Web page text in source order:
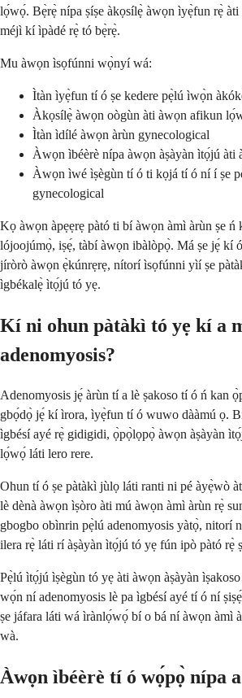
lọ́wọ́. Bẹ̀rẹ̀ nípa ṣíṣe àkọsílẹ̀ àwọn ìyẹ̀fun rẹ̀
méjì kí ìpàdé rẹ̀ tó bẹ̀rẹ̀.
Mu àwọn ìsọfúnni wọ̀nyí wá:
Ìtàn ìyẹ̀fun tí ó ṣe kedere pẹ̀lú ìwọ̀n
Àkọsílẹ̀ àwọn oògùn àti àwọn afikun
Ìtàn ìdílé àwọn àrùn gynecological
Àwọn ìbéèrè nípa àwọn àṣàyàn ìtọ́jú àti
Àwọn ìwé ìṣègùn tí ó ti kọjá tí ó ní í ṣe
gynecological
Kọ àwọn àpẹẹrẹ pàtó ti bí àwọn àmì àrùn ṣe ń
lójoojúmọ̀, iṣẹ́, tàbí àwọn ibàlòpọ̀. Má ṣe jẹ́ kí
jíròrò àwọn ẹ̀kúnrẹrẹ, nítorí ìsọfúnni yìí ṣe
ìgbékalẹ̀ ìtọ́jú tó yẹ.
Kí ni ohun pàtàkì tó yẹ kí a
adenomyosis?
Adenomyosis jẹ́ àrùn tí a lè ṣakoso tí ó ń kan
gbọ́dọ̀ jẹ́ kí ìrora, ìyẹ̀fun tí ó wuwo dààmú ọ.
ìgbésí ayé rẹ̀ gidigidi, ọ̀pọ̀lọpọ̀ àwọn àṣàyàn
lọ́wọ́ láti lero rere.
Ohun tí ó ṣe pàtàkì jùlọ láti ranti ni pé àyẹ̀wò
lè dènà àwọn ìṣòro àti mú àwọn àmì àrùn rẹ̀
gbogbo obìnrin pẹ̀lú adenomyosis yàtọ̀, nitorí
ilera rẹ̀ láti rí àṣàyàn ìtọ́jú tó yẹ fún ipò pàtó rẹ̀
Pẹ̀lú ìtọ́jú ìṣègùn tó yẹ àti àwọn àṣàyàn
wọ́n ní adenomyosis lè pa ìgbésí ayé tí ó ní
ṣe jáfara láti wá ìrànlọ́wọ́ bí o bá ní àwọn àmì
wà.
Àwọn ìbéèrè tí ó wọ́pọ̀ nípa